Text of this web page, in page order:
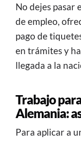
No dejes pasar
de empleo,
pago de
en trámites y
llegada a la
Trabajo
Alemania:
Para aplicar a